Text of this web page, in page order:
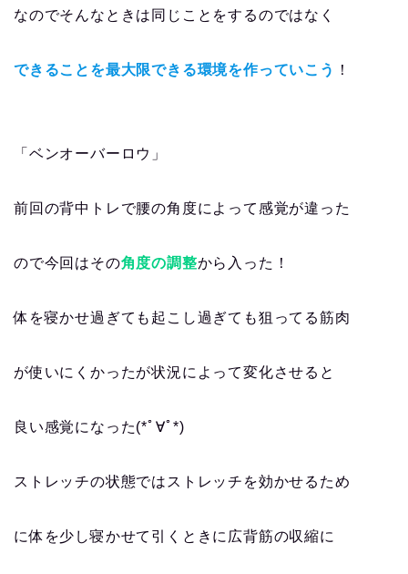
なのでそんなときは同じことをするのではなく
できることを最大限できる環境を作っていこう ！
「ベンオーバーロウ」
前回の背中トレで腰の角度によって感覚が違った
ので今回はその角度の調整から入った！
体を寝かせ過ぎても起こし過ぎても狙ってる筋肉
が使いにくかったが状況によって変化させると
良い感覚になった(*ﾟ∀ﾟ*)
ストレッチの状態ではストレッチを効かせるため
に体を少し寝かせて引くときに広背筋の収縮に